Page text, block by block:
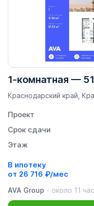
1-комнатная —
Краснодарский край,
Проект
Срок сдачи
Этаж
В ипотеку
от 26 716 ₽/мес
AVA Group
около 11